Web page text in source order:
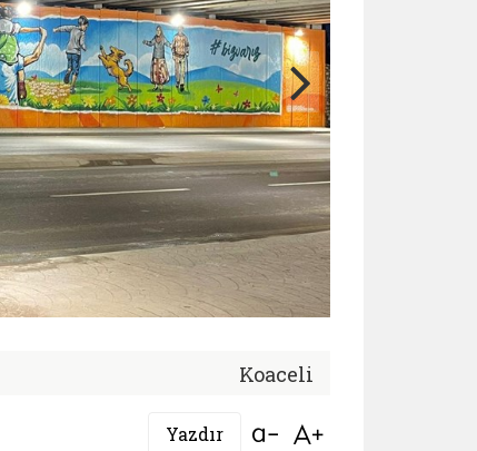
Koaceli
Yazdır Bağlantıyı aç